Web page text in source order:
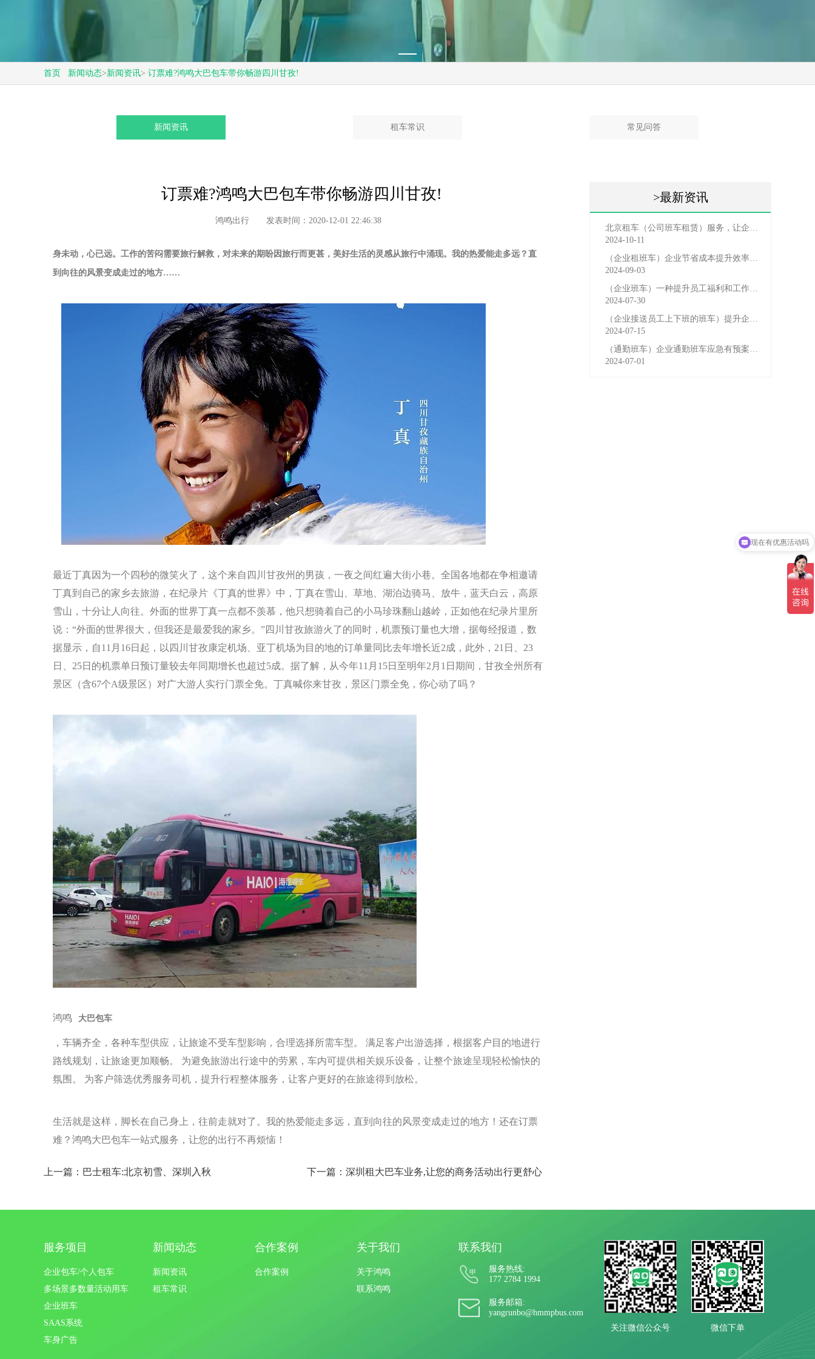
首页 新闻动态>新闻资讯> 订票难?鸿鸣大巴包车带你畅游四川甘孜!
新闻资讯 租车常识 常见问答
订票难?鸿鸣大巴包车带你畅游四川甘孜!
鸿鸣出行 发表时间：2020-12-01 22:46:38
身未动，心已远。工作的苦闷需要旅行解救，对未来的期盼因旅行而更甚，美好生活的灵感从旅行中涌现。我的热爱能走多远？直
到向往的风景变成走过的地方……
最近丁真因为一个四秒的微笑火了，这个来自四川甘孜州的男孩，一夜之间红遍大街小巷。全国各地都在争相邀请
丁真到自己的家乡去旅游，在纪录片《丁真的世界》中，丁真在雪山、草地、湖泊边骑马、放牛，蓝天白云，高原
雪山，十分让人向往。外面的世界丁真一点都不羡慕，他只想骑着自己的小马珍珠翻山越岭，正如他在纪录片里所
说：“外面的世界很大，但我还是最爱我的家乡。”四川甘孜旅游火了的同时，机票预订量也大增，据每经报道，数
据显示，自11月16日起，以四川甘孜康定机场、亚丁机场为目的地的订单量同比去年增长近2成，此外，21日、23
日、25日的机票单日预订量较去年同期增长也超过5成。据了解，从今年11月15日至明年2月1日期间，甘孜全州所有
景区（含67个A级景区）对广大游人实行门票全免。丁真喊你来甘孜，景区门票全免，你心动了吗？
鸿鸣 大巴包车
，车辆齐全，各种车型供应，让旅途不受车型影响，合理选择所需车型。 满足客户出游选择，根据客户目的地进行
路线规划，让旅途更加顺畅。 为避免旅游出行途中的劳累，车内可提供相关娱乐设备，让整个旅途呈现轻松愉快的
氛围。 为客户筛选优秀服务司机，提升行程整体服务，让客户更好的在旅途得到放松。
生活就是这样，脚长在自己身上，往前走就对了。我的热爱能走多远，直到向往的风景变成走过的地方！还在订票
难？鸿鸣大巴包车一站式服务，让您的出行不再烦恼！
上一篇：巴士租车:北京初雪、深圳入秋 下一篇：深圳租大巴车业务,让您的商务活动出行更舒心
>最新资讯
北京租车（公司班车租赁）服务，让企业员工出行更轻松
2024-10-11
（企业租班车）企业节省成本提升效率选择，租班车注意事
2024-09-03
（企业班车）一种提升员工福利和工作效率的重要工具
2024-07-30
（企业接送员工上下班的班车）提升企业形象与员工福利的
2024-07-15
（通勤班车）企业通勤班车应急有预案，啥事也不怕
2024-07-01
服务项目
企业包车/个人包车
多场景多数量活动用车
企业班车
SAAS系统
车身广告
新闻动态
新闻资讯
租车常识
合作案例
合作案例
关于我们
关于鸿鸣
联系鸿鸣
联系我们
服务热线:
177 2784 1994
服务邮箱:
yangrunbo@hmmpbus.com
关注微信公众号
微信下单
可以介绍下你们的产品么